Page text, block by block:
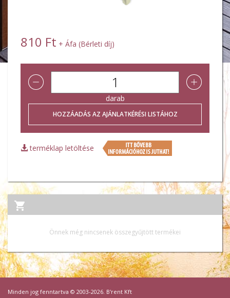
810 Ft + Áfa (Bérleti díj)
darab
terméklap letöltése
Önnek még nincsenek összegyűjtött termékei
Minden jog fenntartva © 2003-2026. B'rent Kft